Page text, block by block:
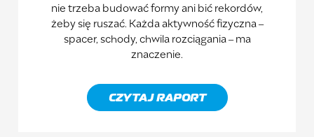
nie trzeba budować formy ani bić rekordów,
żeby się ruszać. Każda aktywność fizyczna –
spacer, schody, chwila rozciągania – ma
znaczenie.
CZYTAJ RAPORT